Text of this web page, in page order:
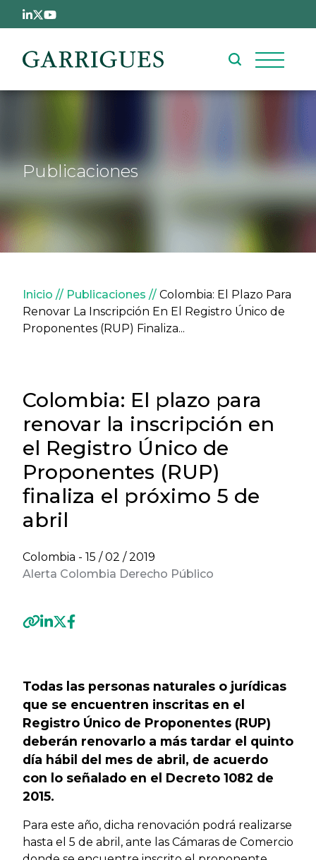
Pasar al contenido principal
Publicaciones
Sobrescribir enlaces de
Inicio Publicaciones
Colombia: El Plazo Para
Renovar La Inscripción En El Registro Único de
Proponentes (RUP) Finaliza...
Colombia: El plazo para
renovar la inscripción en
el Registro Único de
Proponentes (RUP)
finaliza el próximo 5 de
abril
Colombia - 15 / 02 / 2019
Alerta Colombia Derecho Público
Todas las personas naturales o jurídicas
que se encuentren inscritas en el
Registro Único de Proponentes (RUP)
deberán renovarlo a más tardar el quinto
día hábil del mes de abril, de acuerdo
con lo señalado en el Decreto 1082 de
2015.
Para este año, dicha renovación podrá realizarse
hasta el 5 de abril, ante las Cámaras de Comercio